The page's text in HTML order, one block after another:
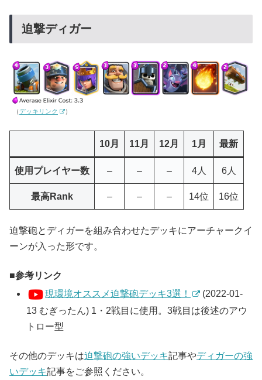
迫撃ディガー
（デッキリンク ）
10月 11月 12月 1月 最新
使用プレイヤー数 – – – 4人 6人
最高Rank – – – 14位 16位
迫撃砲とディガーを組み合わせたデッキにアーチャークイ
ーンが入った形です。
参考リンク
現環境オススメ迫撃砲デッキ3選！
(2022-01-
13 むぎったん) 1・2戦目に使用。3戦目は後述のアウ
トロー型
その他のデッキは迫撃砲の強いデッキ記事やディガーの強
いデッキ記事をご参照ください。